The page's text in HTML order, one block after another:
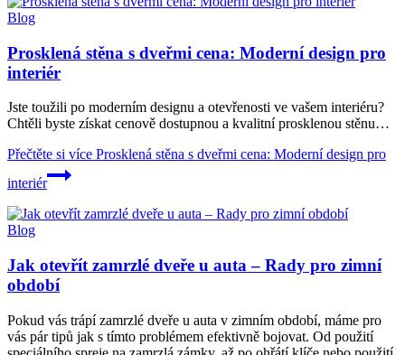
Blog
Prosklená stěna s dveřmi cena: Moderní design pro
interiér
Jste toužili po moderním designu a otevřenosti ve vašem interiéru?
Chtěli byste získat cenově dostupnou a kvalitní prosklenou stěnu…
Přečtěte si více Prosklená stěna s dveřmi cena: Moderní design pro
interiér
Blog
Jak otevřít zamrzlé dveře u auta – Rady pro zimní
období
Pokud vás trápí zamrzlé dveře u auta v zimním období, máme pro
vás pár tipů jak s tímto problémem efektivně bojovat. Od použití